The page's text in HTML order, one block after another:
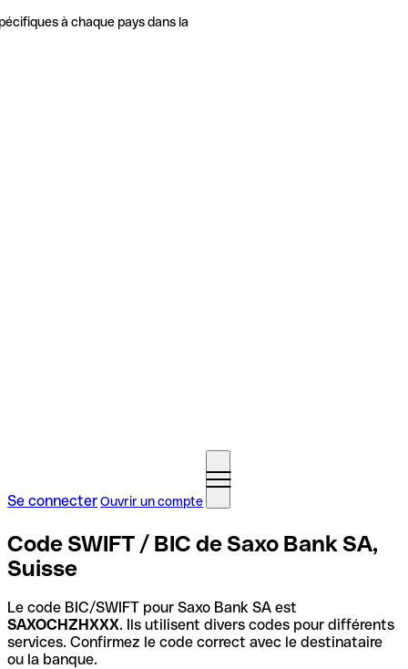
à chaque pays dans la
Se connecterOuvrir un compte
Code SWIFT / BIC de Saxo Bank SA,
Suisse
Le code BIC/SWIFT pour Saxo Bank SA est
SAXOCHZHXXX. Ils utilisent divers codes pour différents
services. Confirmez le code correct avec le destinataire
ou la banque.